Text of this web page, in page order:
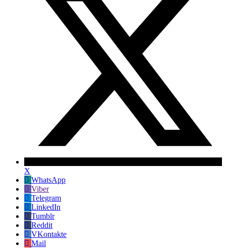
X
WhatsApp
Viber
Telegram
LinkedIn
Tumblr
Reddit
VKontakte
Mail